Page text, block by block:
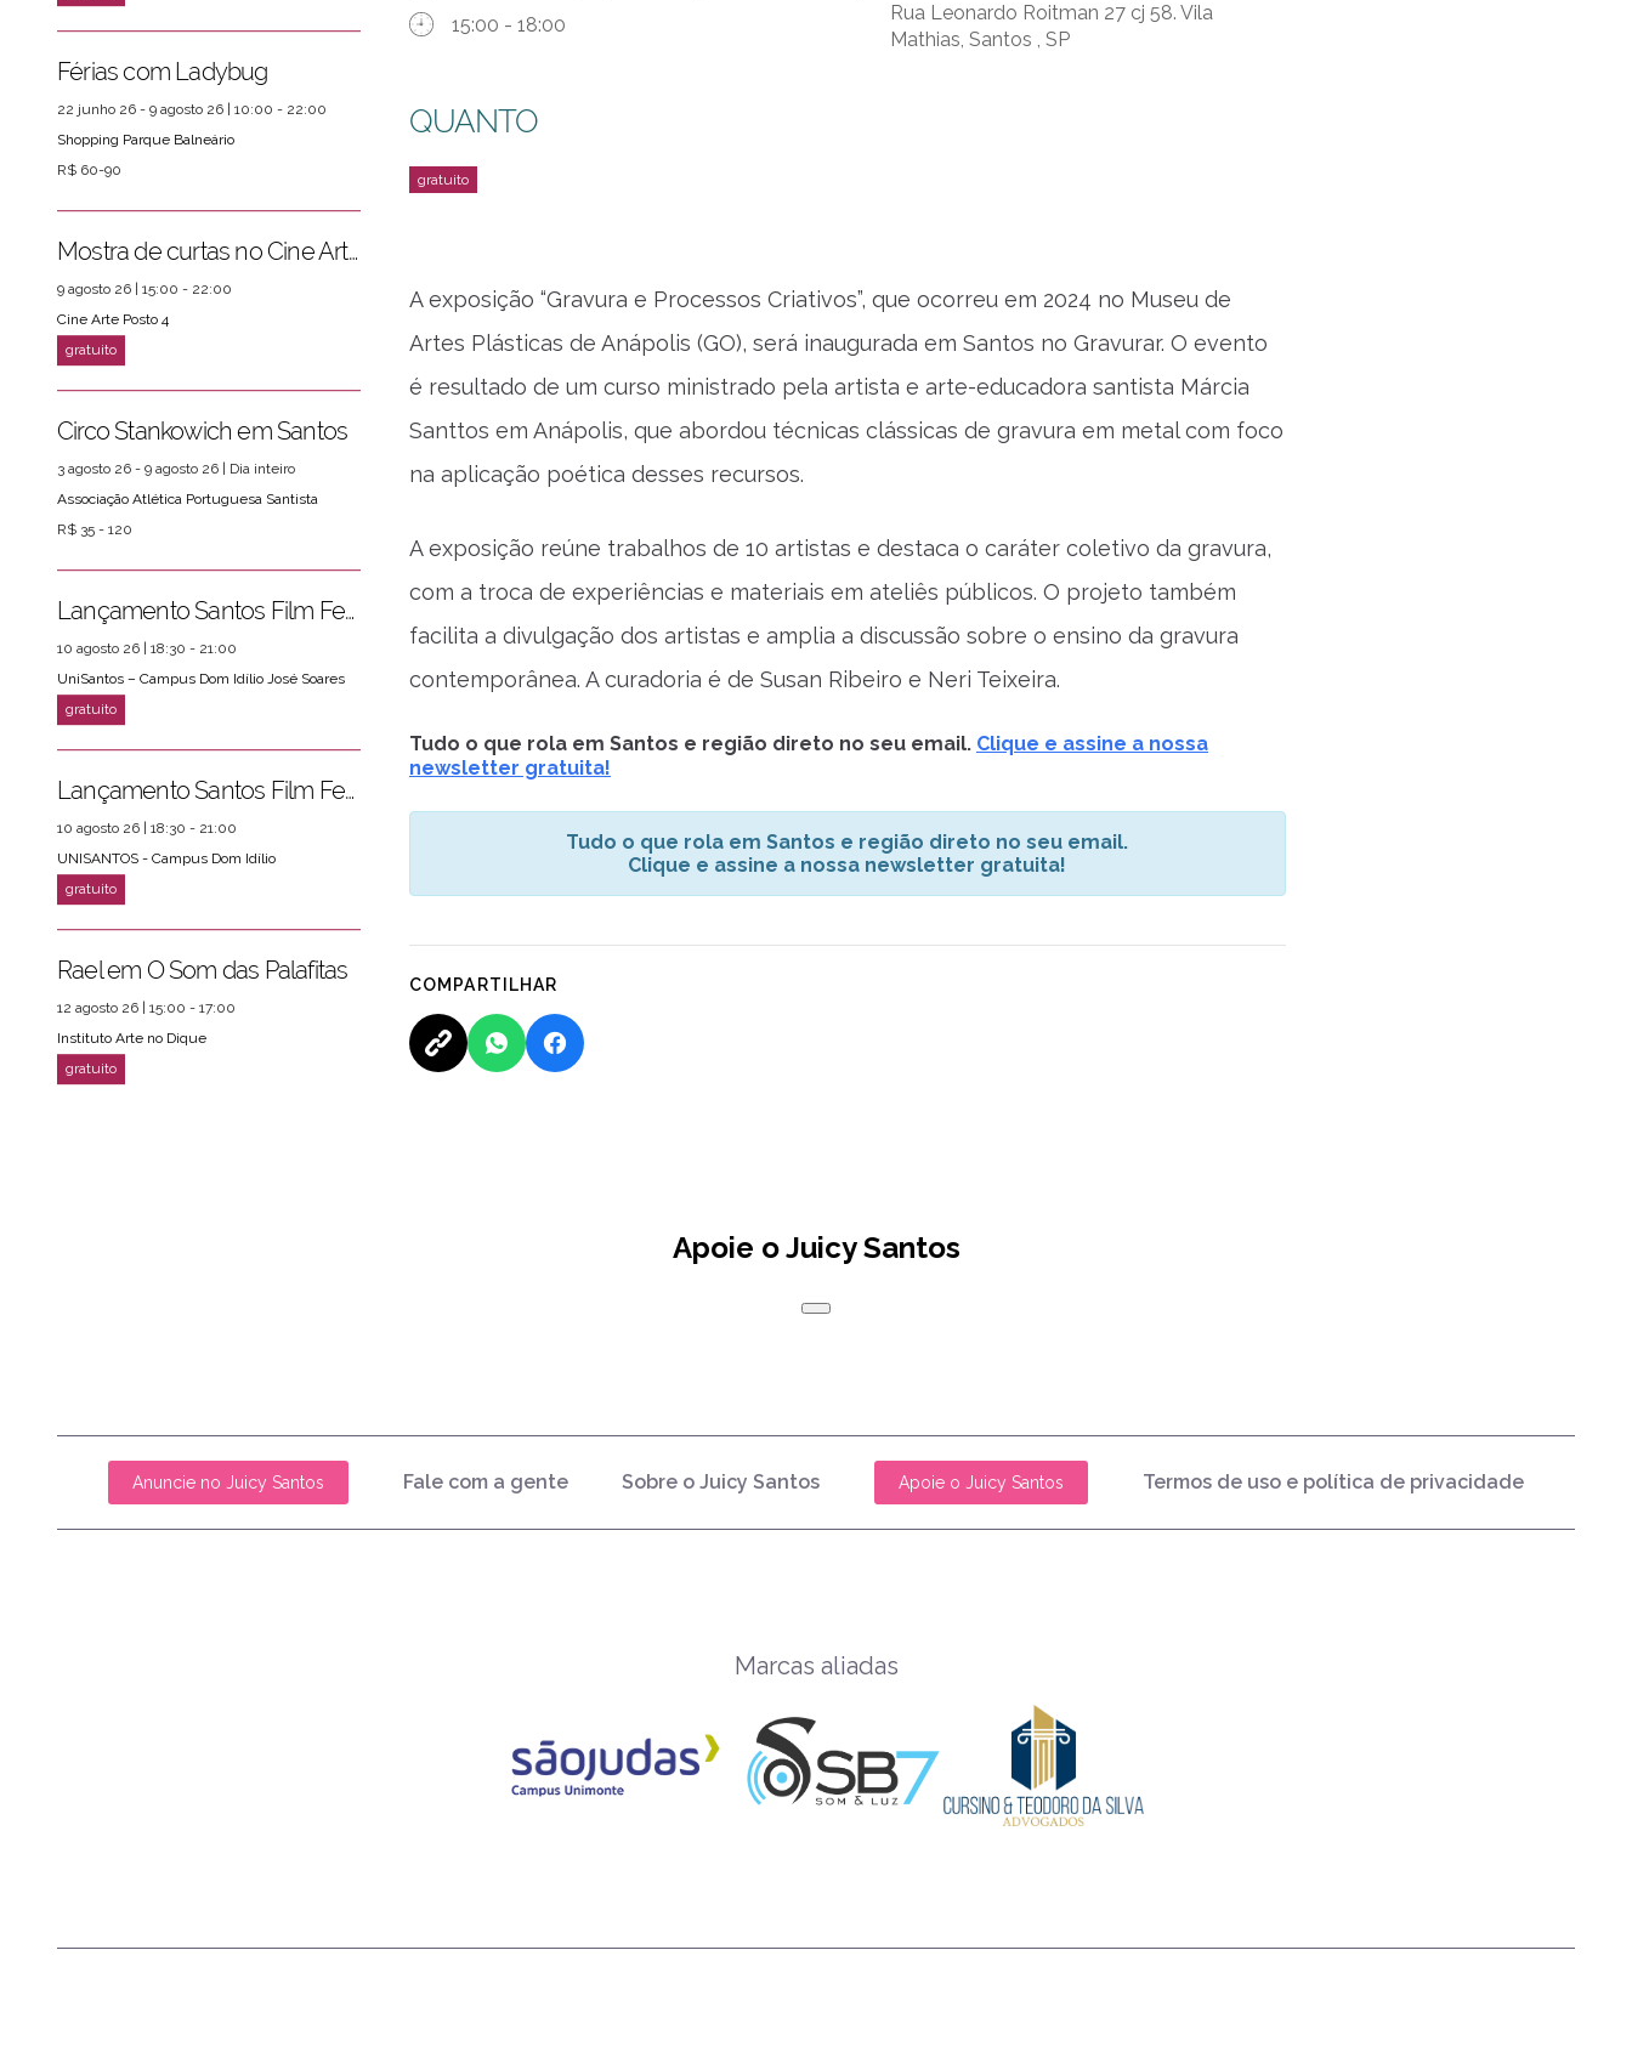
15:00 - 18:00
Rua Leonardo Roitman 27 cj 58. Vila
Mathias, Santos , SP
QUANTO
A exposição “Gravura e Processos Criativos”, que ocorreu em 2024 no Museu de
Artes Plásticas de Anápolis (GO), será inaugurada em Santos no Gravurar. O evento
é resultado de um curso ministrado pela artista e arte-educadora santista Márcia
Santtos em Anápolis, que abordou técnicas clássicas de gravura em metal com foco
na aplicação poética desses recursos.
A exposição reúne trabalhos de 10 artistas e destaca o caráter coletivo da gravura,
com a troca de experiências e materiais em ateliês públicos. O projeto também
facilita a divulgação dos artistas e amplia a discussão sobre o ensino da gravura
contemporânea. A curadoria é de Susan Ribeiro e Neri Teixeira.
Tudo o que rola em Santos e região direto no seu email. Clique e assine a nossa
newsletter gratuita!
Tudo o que rola em Santos e região direto no seu email.
Clique e assine a nossa newsletter gratuita!
COMPARTILHAR
Férias com Ladybug
22 junho 26 - 9 agosto 26 | 10:00 - 22:00
Shopping Parque Balneário
R$ 60-90
Mostra de curtas no Cine Arte Posto 4
9 agosto 26 | 15:00 - 22:00
Cine Arte Posto 4
Circo Stankowich em Santos
3 agosto 26 - 9 agosto 26 | Dia inteiro
Associação Atlética Portuguesa Santista
R$ 35 - 120
Lançamento Santos Film Fest
10 agosto 26 | 18:30 - 21:00
UniSantos – Campus Dom Idílio José Soares
Lançamento Santos Film Fest
10 agosto 26 | 18:30 - 21:00
UNISANTOS - Campus Dom Idílio
Rael em O Som das Palafitas
12 agosto 26 | 15:00 - 17:00
Instituto Arte no Dique
Apoie o Juicy Santos
Anuncie no Juicy Santos Fale com a gente Sobre o Juicy Santos Apoie o Juicy Santos Termos de uso e política de privacidade
Marcas aliadas